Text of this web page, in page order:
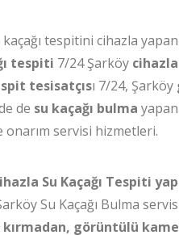
kaçağı tespitini cihazla
tespiti 7/24 Şarköy
tesisatçısı 7/24, Şarköy
de su kaçağı bulma
onarım servisi hizmetleri.
Su Kaçağı Tespiti
Su Kaçağı Bulma
görüntülü